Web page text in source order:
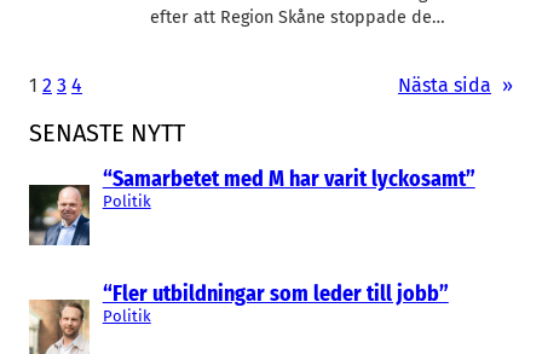
SENASTE NYTT
“Samarbetet med M har varit lyckosamt”
Politik
“Fler utbildningar som leder till jobb”
Politik
efter att Region Skåne stoppade de…
1 2 3 4 Nästa sida »